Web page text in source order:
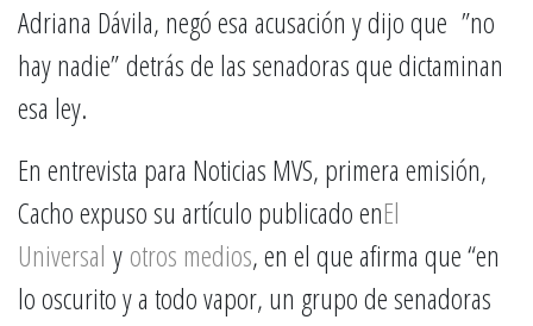
Adriana Dávila, negó esa acusación y dijo que ”no
hay nadie” detrás de las senadoras que dictaminan
esa ley.
En entrevista para Noticias MVS, primera emisión,
Cacho expuso su artículo publicado enEl
Universal y otros medios, en el que afirma que “en
lo oscurito y a todo vapor, un grupo de senadoras